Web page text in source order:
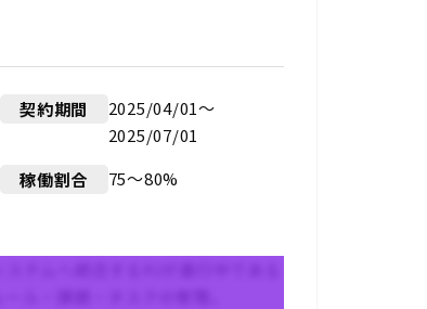
契約期間
2025/04/01〜
2025/07/01
稼働割合 75～80%